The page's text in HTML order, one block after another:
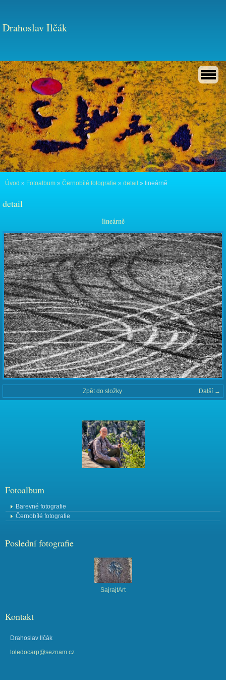
Drahoslav Ilčák
Úvod » Fotoalbum » Černobílé fotografie » detail » lineárně
detail
lineárně
Další →
Zpět do složky
Fotoalbum
Barevné fotografie
Černobílé fotografie
Poslední fotografie
SajrajtArt
Kontakt
Drahoslav Ilčák
toledocarp@seznam.cz